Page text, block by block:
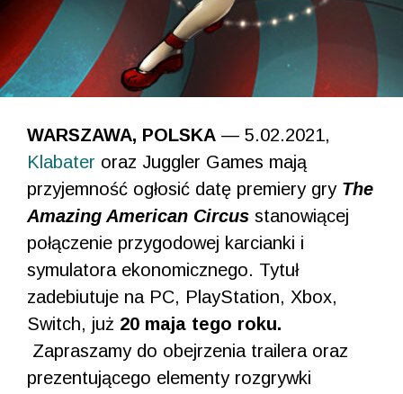
WARSZAWA, POLSKA — 5.02.2021,
Klabater oraz Juggler Games mają
przyjemność ogłosić datę premiery gry The
Amazing American Circus stanowiącej
połączenie przygodowej karcianki i
symulatora ekonomicznego. Tytuł
zadebiutuje na PC, PlayStation, Xbox,
Switch, już 20 maja tego roku.
Zapraszamy do obejrzenia trailera oraz
prezentującego elementy rozgrywki